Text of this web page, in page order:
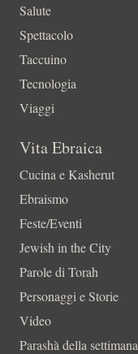
Salute
Spettacolo
Taccuino
Tecnologia
Viaggi
Vita Ebraica
Cucina e Kasherut
Ebraismo
Feste/Eventi
Jewish in the City
Parole di Torah
Personaggi e Storie
Video
Parashà della settimana